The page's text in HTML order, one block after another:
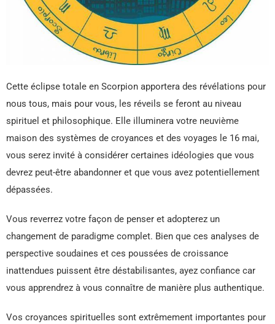
Cette éclipse totale en Scorpion apportera des révélations pour
nous tous, mais pour vous, les réveils se feront au niveau
spirituel et philosophique. Elle illuminera votre neuvième
maison des systèmes de croyances et des voyages le 16 mai,
vous serez invité à considérer certaines idéologies que vous
devrez peut-être abandonner et que vous avez potentiellement
dépassées.
Vous reverrez votre façon de penser et adopterez un
changement de paradigme complet. Bien que ces analyses de
perspective soudaines et ces poussées de croissance
inattendues puissent être déstabilisantes, ayez confiance car
vous apprendrez à vous connaître de manière plus authentique.
Vos croyances spirituelles sont extrêmement importantes pour